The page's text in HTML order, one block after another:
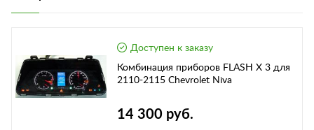
Доступен к заказу
Комбинация приборов FLASH X 3 для
2110-2115 Chevrolet Niva
14 300 руб.